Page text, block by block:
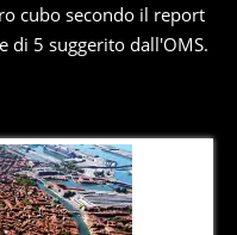
cubo secondo il report
di 5 suggerito dall'OMS.